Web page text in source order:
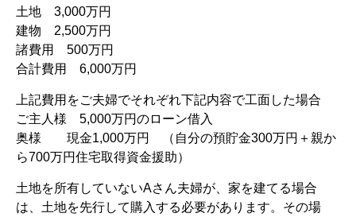
土地 3,000万円
建物 2,500万円
諸費用 500万円
合計費用 6,000万円
上記費用をご夫婦でそれぞれ下記内容で工面した場合
ご主人様 5,000万円のローン借入
奥様 現金1,000万円 （自分の預貯金300万円＋親か
ら700万円住宅取得資金援助）
土地を所有していないAさん夫婦が、家を建てる場合
は、土地を先行して購入する必要があります。その場